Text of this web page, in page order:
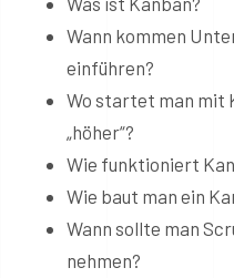
Wann kommen
einführen?
Wo startet man mit
„höher“?
Wie funktioniert
Wie baut man ein
Wann sollte man
nehmen?